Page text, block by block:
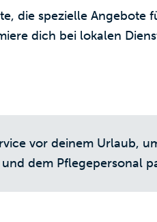
die spezielle
dich bei lokalen
vor deinem Urlaub,
dem Pflegepersonal